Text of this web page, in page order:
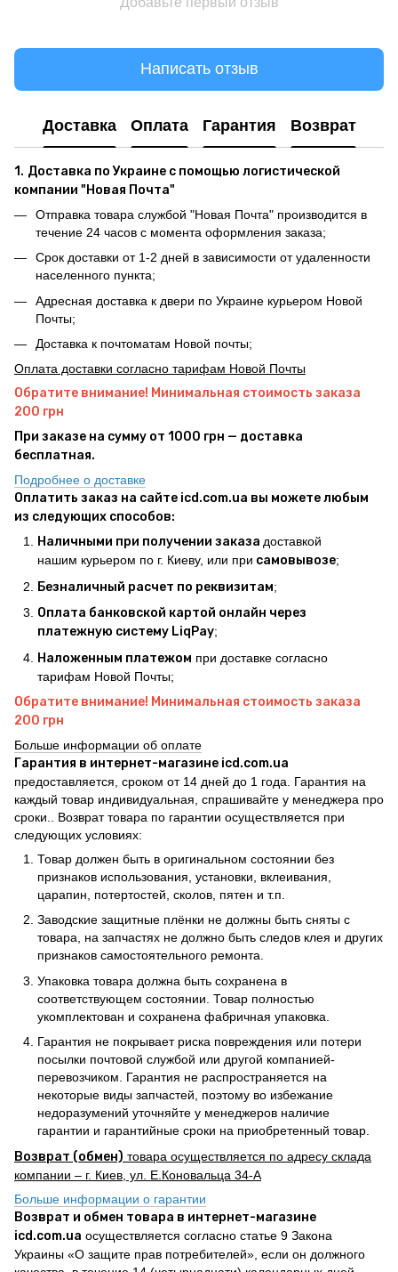
Написать отзыв
Доставка Оплата Гарантия Возврат
1. Доставка по Украине с помощью логистической
компании "Новая Почта"
Отправка товара службой "Новая Почта" производится в
течение 24 часов с момента оформления заказа;
Срок доставки от 1-2 дней в зависимости от удаленности
населенного пункта;
Адресная доставка к двери по Украине курьером Новой
Почты;
Доставка к почтоматам Новой почты;
Оплата доставки согласно тарифам Новой Почты
Обратите внимание! Минимальная стоимость заказа
200 грн
При заказе на сумму от 1000 грн — доставка
бесплатная.
Подробнее о доставке
Оплатить заказ на сайте icd.com.ua вы можете любым
из следующих способов:
Наличными при получении заказа доставкой
нашим курьером по г. Киеву, или при самовывозе;
Безналичный расчет по реквизитам;
Оплата банковской картой онлайн через
платежную систему LiqPay;
Наложенным платежом при доставке согласно
тарифам Новой Почты;
Обратите внимание! Минимальная стоимость заказа
200 грн
Больше информации об оплате
Гарантия в интернет-магазине icd.com.ua
предоставляется, сроком от 14 дней до 1 года. Гарантия на
каждый товар индивидуальная, спрашивайте у менеджера про
сроки.. Возврат товара по гарантии осуществляется при
следующих условиях:
Товар должен быть в оригинальном состоянии без
признаков использования, установки, вклеивания,
царапин, потертостей, сколов, пятен и т.п.
Заводские защитные плёнки не должны быть сняты с
товара, на запчастях не должно быть следов клея и других
признаков самостоятельного ремонта.
Упаковка товара должна быть сохранена в
соответствующем состоянии. Товар полностью
укомплектован и сохранена фабричная упаковка.
Гарантия не покрывает риска повреждения или потери
посылки почтовой службой или другой компанией-
перевозчиком. Гарантия не распространяется на
некоторые виды запчастей, поэтому во избежание
недоразумений уточняйте у менеджеров наличие
гарантии и гарантийные сроки на приобретенный товар.
Возврат (обмен) товара осуществляется по адресу склада
компании – г. Киев, ул. Е.Коновальца 34-А
Больше информации о гарантии
Возврат и обмен товара в интернет-магазине
icd.com.ua осуществляется согласно статье 9 Закона
Украины «О защите прав потребителей», если он должного